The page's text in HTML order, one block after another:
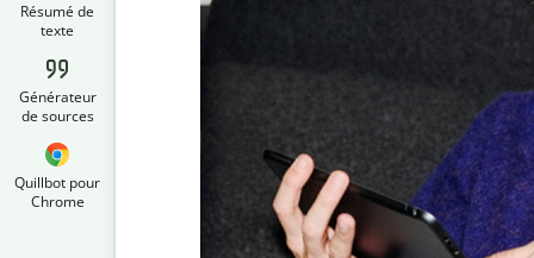
Résumé de
texte
Générateur
de sources
Quillbot pour
Chrome